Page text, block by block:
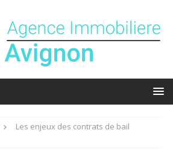
Les enjeux des contrats de bail